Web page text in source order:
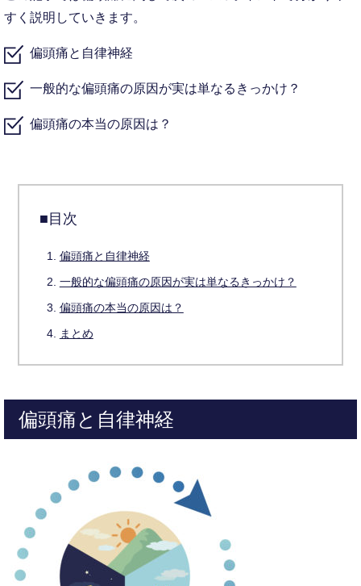
すく説明していきます。
偏頭痛と自律神経
一般的な偏頭痛の原因が実は単なるきっかけ？
偏頭痛の本当の原因は？
■目次
偏頭痛と自律神経
一般的な偏頭痛の原因が実は単なるきっかけ？
偏頭痛の本当の原因は？
まとめ
偏頭痛と自律神経